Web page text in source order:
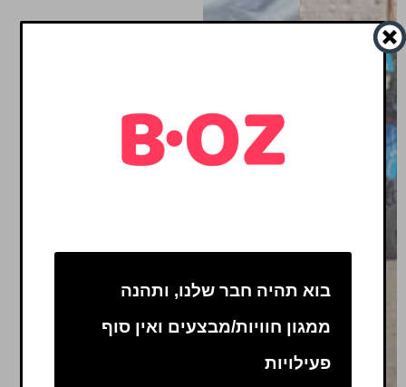
בוא תהיה חבר שלנו, ותהנה
ממגון חוויות/מבצעים ואין סוף
פעילויות